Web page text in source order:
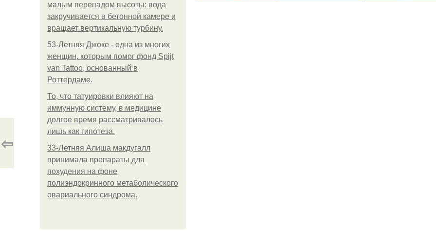
малым перепадом высоты: вода
закручивается в бетонной камере и
вращает вертикальную турбину.
53-Летняя Джоке - одна из многих
женщин, которым помог фонд Spijt
van Tattoo, основанный в
Роттердаме.
То, что татуировки влияют на
иммунную систему, в медицине
долгое время рассматривалось
лишь как гипотеза.
33-Летняя Алиша макдугалл
принимала препараты для
похудения на фоне
полиэндокринного метаболического
овариального синдрома.
⇦